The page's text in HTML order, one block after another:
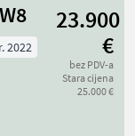
23.900
€
bez PDV-a
Stara cijena
25.000 €
2022